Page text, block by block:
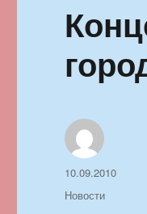
Автор
Опубликовано
10.09.2010
Рубрики
Новости